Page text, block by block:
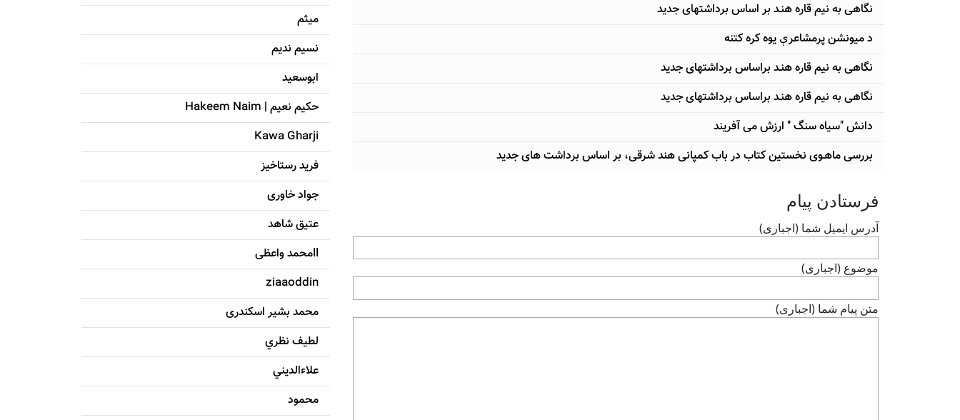
نگاهی به نیم قاره هنـد بر اساس برداشتهای جدید
د میونشن پرمشاعرې یوه کره کتنه
نگاهی به نیم قاره هنـد براساس برداشتهای جدید
نگاهی به نیم قاره هنـد براساس برداشتهای جدید
دانش "سیاه سنگ " ارزش می آفریند
بررسی ماهـوی نخستین کتاب در باب کمپانی هند شرقی، بر اساس برداشت های جديد
فرستادن پيام
آدرس ايميل شما (اجباری)
موضوع (اجباری)
متن پيام شما (اجباری)
میثم
نسیم ندیم
ابوسعيد
حکيم نعيم | Hakeem Naim
Kawa Gharji
فرید رستاخیز
جواد خاوری
عتیق شاهد
llمحمد واعظی
ziaaoddin
محمد بشیر اسکندری
لطيف نظري
علاءالديني
محمود